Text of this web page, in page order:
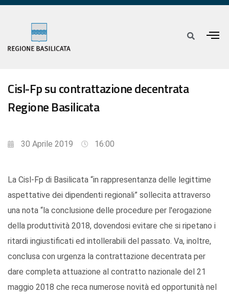
Cisl-Fp su contrattazione decentrata
Regione Basilicata
30 Aprile 2019 16:00
La Cisl-Fp di Basilicata “in rappresentanza delle legittime
aspettative dei dipendenti regionali” sollecita attraverso
una nota “la conclusione delle procedure per l'erogazione
della produttività 2018, dovendosi evitare che si ripetano i
ritardi ingiustificati ed intollerabili del passato. Va, inoltre,
conclusa con urgenza la contrattazione decentrata per
dare completa attuazione al contratto nazionale del 21
maggio 2018 che reca numerose novità ed opportunità nel